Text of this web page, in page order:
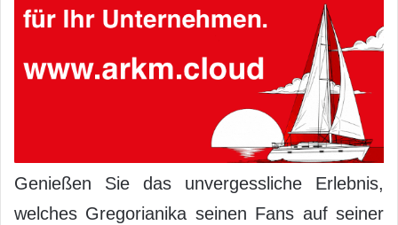
Genießen Sie das unvergessliche Erlebnis,
welches Gregorianika seinen Fans auf seiner